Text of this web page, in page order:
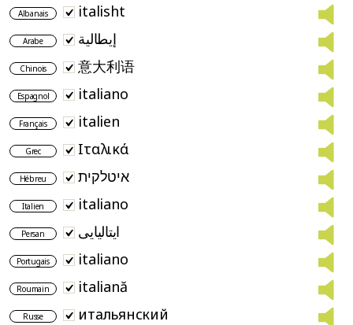
Albanais italisht
Arabe إيطالية
Chinois 意大利语
Espagnol italiano
Français italien
Grec Ιταλικά
Hébreu איטלקית
Italien italiano
Persan ایتالیایی
Portugais italiano
Roumain italiană
Russe итальянский